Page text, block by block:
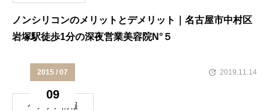
ノンシリコンのメリットとデメリット｜名古屋市中村区
岩塚駅徒歩1分の深夜営業美容院N°５
2015 / 07
09
2019.11.14
ヘアケア情報